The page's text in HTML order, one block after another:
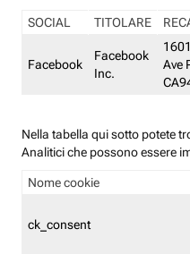
SOCIAL TITOLARE
Facebook
Facebook
Inc.
Ave
Nella tabella qui sotto potete
Analitici che possono essere
Nome cookie
ck_consent